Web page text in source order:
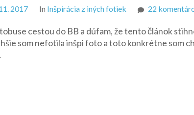
2017 In Inšpirácia z iných fotiek 22
cestou do BB a dúfam, že tento článok
som nefotila inšpi foto a toto konkrétne som